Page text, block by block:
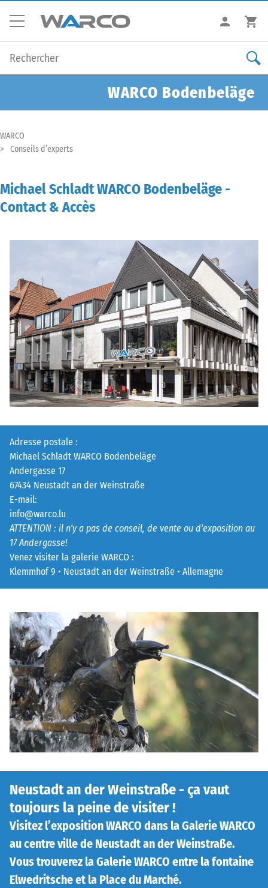
WARCO Bodenbeläge
WARCO
Conseils d’experts
Michael Schladt WARCO Bodenbeläge -
Contact & Accès
Adresse postale :
Michael Schladt WARCO Bodenbeläge
Andergasse 17
67434 Neustadt an der Weinstraße
E-mail:
info@warco.lu
ATTENTION : il n'y a pas de conseil, de vente ou d'exposition au
17 Andergasse!
Venez visiter la galerie WARCO :
Klemmhof 9 • Neustadt an der Weinstraße • Allemagne
Neustadt an der Weinstraße - ça vaut
toujours la peine de visiter !
Visitez l’exposition WARCO dans la Galerie WARCO
au centre ville de Neustadt an der Weinstraße.
Vous trouverez la Galerie WARCO entre la fontaine
Elwedritsche et la Place du Marché.